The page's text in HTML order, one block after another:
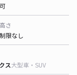
可
高さ
制限なし
ス大型車・SUV